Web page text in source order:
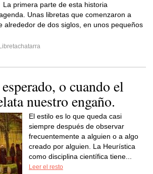
La primera parte de esta historia
Unas libretas que comenzaron a
alrededor de dos siglos, en unos pequeños
Libretachatarra
o cuando el
nuestro engaño.
El estilo es lo que queda casi
siempre después de observar
frecuentemente a alguien o a algo
creado por alguien. La Heurística
como disciplina científica tiene...
Leer el resto